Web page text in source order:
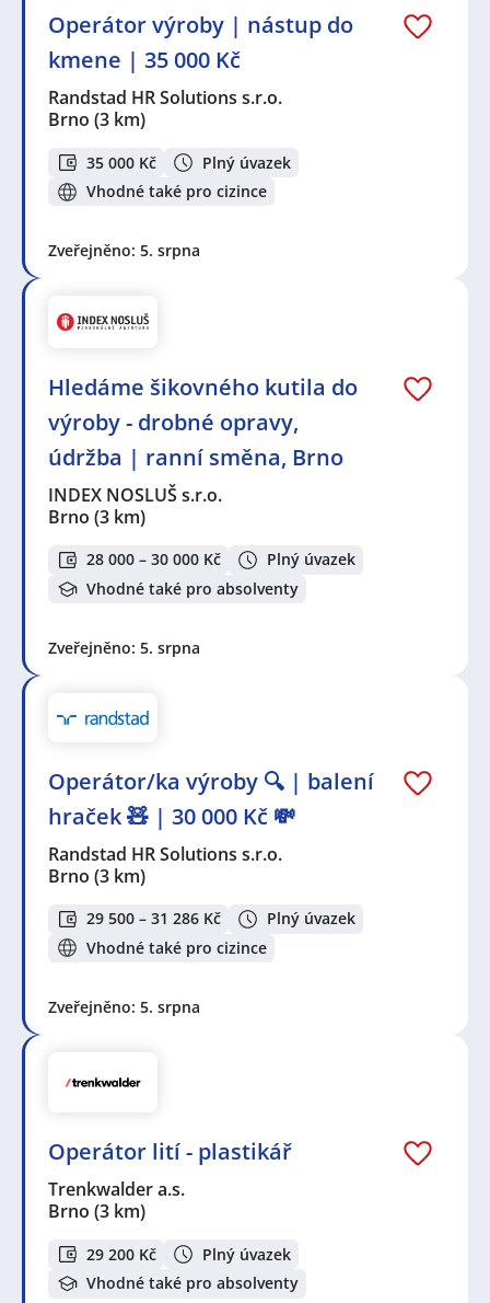
Operátor výroby | nástup do
kmene | 35 000 Kč
Randstad HR Solutions s.r.o.
Brno (3 km)
35 000 Kč
Plný úvazek
Vhodné také pro cizince
Zveřejněno: 5. srpna
Hledáme šikovného kutila do
výroby - drobné opravy,
údržba | ranní směna, Brno
INDEX NOSLUŠ s.r.o.
Brno (3 km)
28 000 – 30 000 Kč
Plný úvazek
Vhodné také pro absolventy
Zveřejněno: 5. srpna
Operátor/ka výroby 🔍 | balení
hraček 🧸 | 30 000 Kč 💸
Randstad HR Solutions s.r.o.
Brno (3 km)
29 500 – 31 286 Kč
Plný úvazek
Vhodné také pro cizince
Zveřejněno: 5. srpna
Operátor lití - plastikář
Trenkwalder a.s.
Brno (3 km)
29 200 Kč
Plný úvazek
Vhodné také pro absolventy